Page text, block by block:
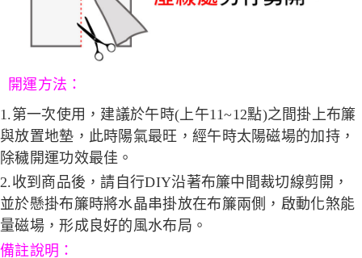
開運方法：
1.第一次使用，建議於午時(上午11~12點)之間掛上布簾
與放置地墊，此時陽氣最旺，經午時太陽磁場的加持，
除穢開運功效最佳。
2.收到商品後，請自行DIY沿著布簾中間裁切線剪開，
並於懸掛布簾時將水晶串掛放在布簾兩側，啟動化煞能
量磁場，形成良好的風水布局。
備註說明：